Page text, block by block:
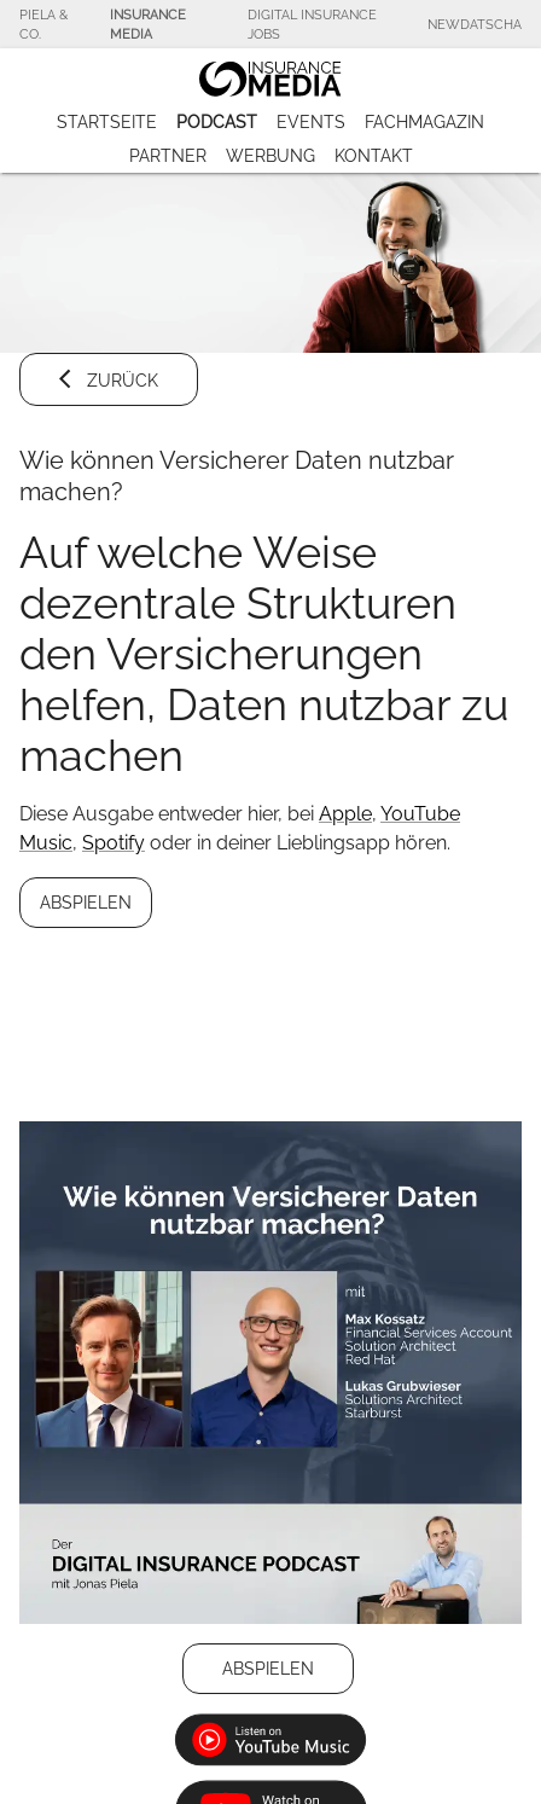
PIELA &
CO.
INSURANCE
MEDIA
DIGITAL INSURANCE
JOBS
NEWDATSCHA
STARTSEITE PODCAST EVENTS
FACHMAGAZIN
PARTNER
WERBUNG KONTAKT
ZURÜCK
Wie können Versicherer Daten nutzbar
machen?
Auf welche Weise
dezentrale Strukturen
den Versicherungen
helfen, Daten nutzbar zu
machen
Diese Ausgabe entweder hier, bei Apple, YouTube
Music, Spotify oder in deiner Lieblingsapp hören.
ABSPIELEN
ABSPIELEN